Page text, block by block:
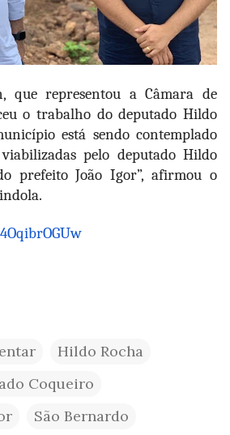
que representou a Câmara de
o trabalho do deputado Hildo
está sendo contemplado
pelo deputado Hildo
prefeito João Igor”, afirmou o
Hildo Rocha
Coqueiro
São Bernardo